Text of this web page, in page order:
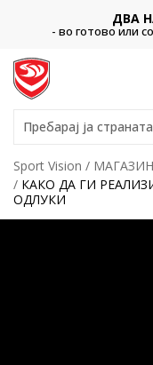
ДВА
- во готово или
Пребарај ја страната
Sport Vision МАГАЗИН
КАКО ДА ГИ
ОДЛУКИ